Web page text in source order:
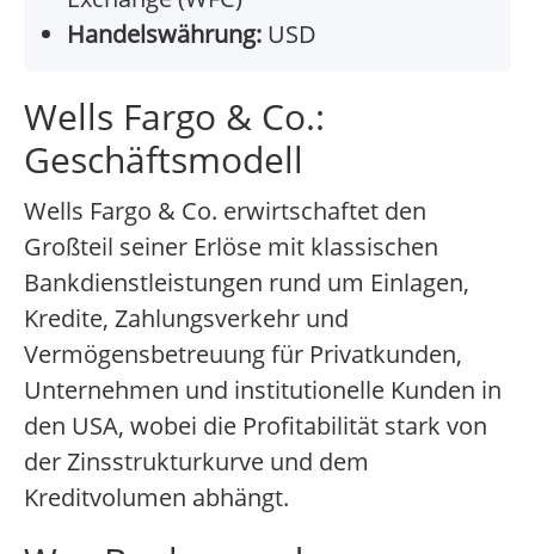
Handelswährung: USD
Wells Fargo & Co.:
Geschäftsmodell
Wells Fargo & Co. erwirtschaftet den
Großteil seiner Erlöse mit klassischen
Bankdienstleistungen rund um Einlagen,
Kredite, Zahlungsverkehr und
Vermögensbetreuung für Privatkunden,
Unternehmen und institutionelle Kunden in
den USA, wobei die Profitabilität stark von
der Zinsstrukturkurve und dem
Kreditvolumen abhängt.